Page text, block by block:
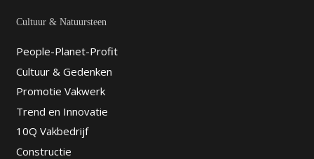
Cultuur & Natuursteen
People-Planet-Profit
Cultuur & Gedenken
Promotie Vakwerk
Trend en Innovatie
10Q Vakbedrijf
Constructie